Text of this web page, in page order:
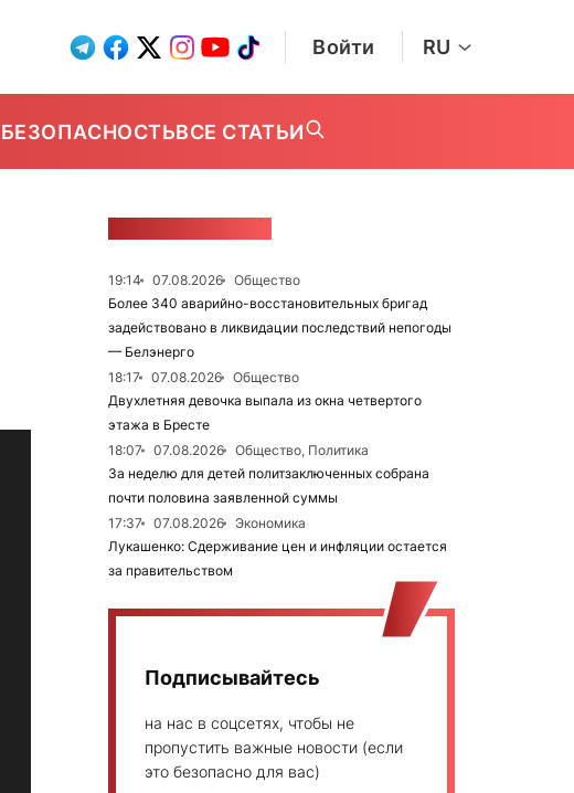
Войти RU
БЕЗОПАСНОСТЬВСЕ СТАТЬИ
19:14 07.08.2026
Общество
Более 340 аварийно-восстановительных бригад
задействовано в ликвидации последствий непогоды
— Белэнерго
18:17
07.08.2026
Общество
Двухлетняя девочка выпала из окна четвертого
этажа в Бресте
18:07
07.08.2026
Общество, Политика
За неделю для детей политзаключенных собрана
почти половина заявленной суммы
17:37
07.08.2026
Экономика
Лукашенко: Сдерживание цен и инфляции остается
за правительством
Подписывайтесь
на нас в соцсетях, чтобы не
пропустить важные новости (если
это безопасно для вас)